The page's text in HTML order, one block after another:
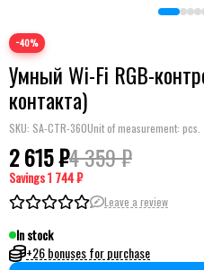
−40%
Умный Wi-Fi RGB-
контакта)
SKU: SA-CTR-360Unit of measurement: pcs.
2 615 ₽4 359 ₽
Savings1 744 ₽
Leave a review
In stock
+26 bonuses for purchase